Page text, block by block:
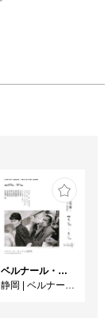
ベルナール・ビュフェと写真 ーカメラがとらえたビュフェとその時代、そして21 世紀へ
静岡 | ベルナール・ビュフェ美術館